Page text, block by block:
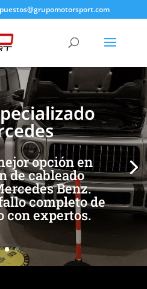
opción en
de cableado
Benz.
completo de
con expertos.